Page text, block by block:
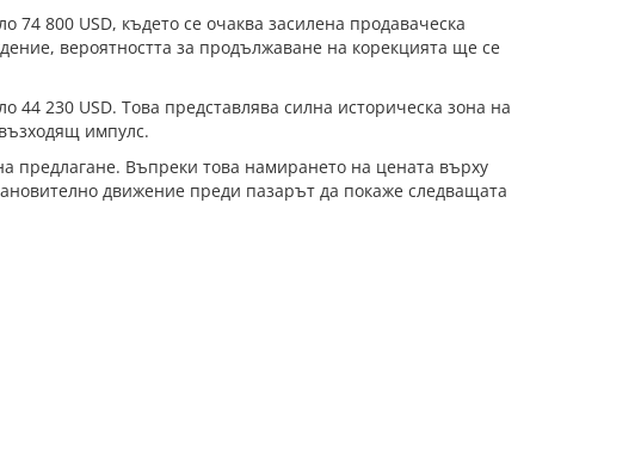
800 USD, където се очаква засилена продаваческа
вероятността за продължаване на корекцията ще се
230 USD. Това представлява силна историческа зона на
импулс.
предлагане. Въпреки това намирането на цената върху
движение преди пазарът да покаже следващата